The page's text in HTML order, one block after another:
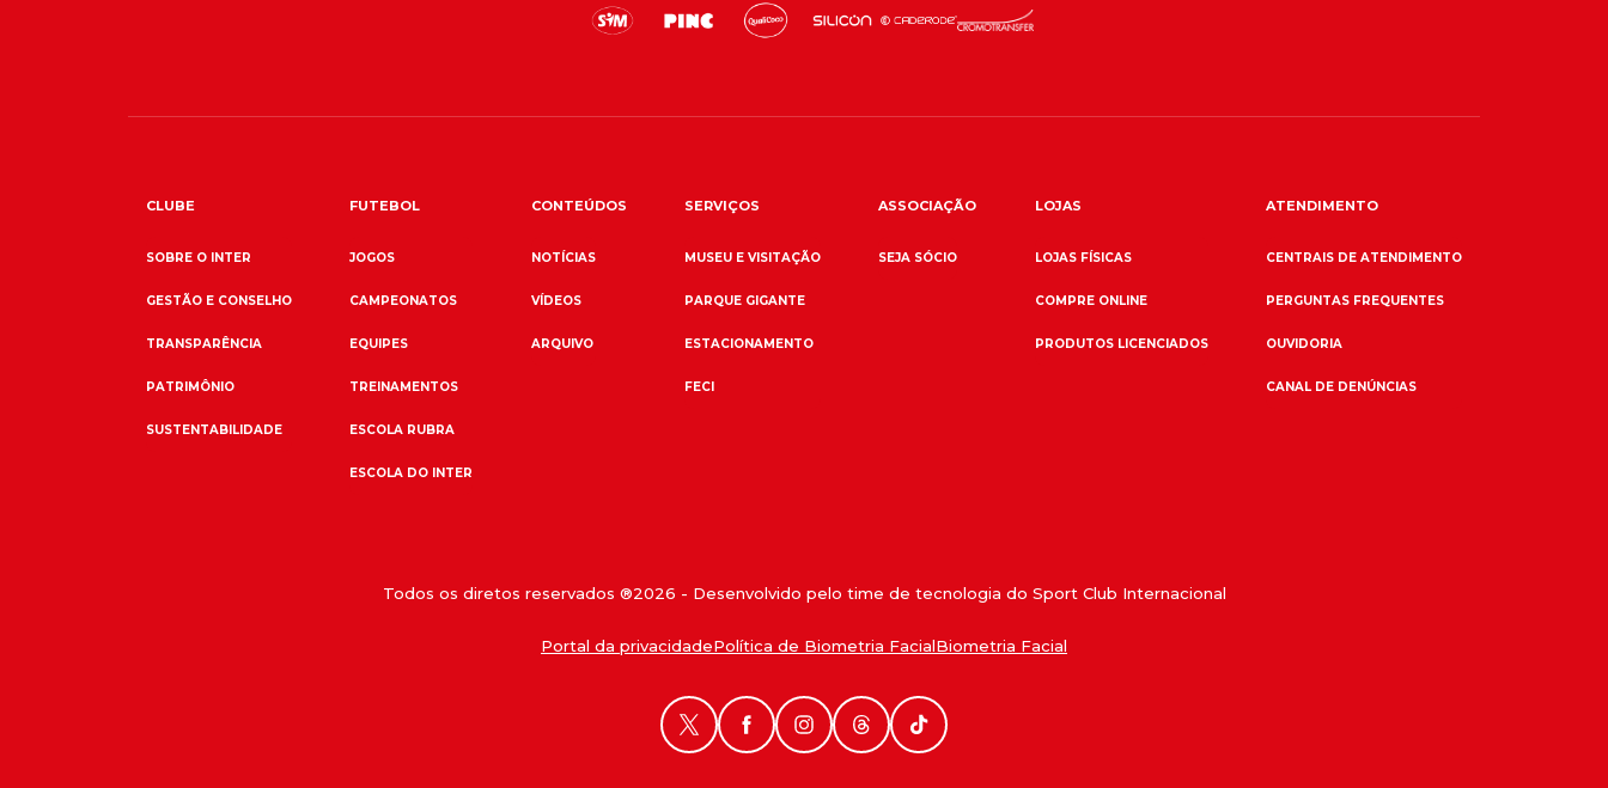
CLUBE
SOBRE O INTER
GESTÃO E CONSELHO
TRANSPARÊNCIA
PATRIMÔNIO
SUSTENTABILIDADE
FUTEBOL
JOGOS
CAMPEONATOS
EQUIPES
TREINAMENTOS
ESCOLA RUBRA
ESCOLA DO INTER
CONTEÚDOS
NOTÍCIAS
VÍDEOS
ARQUIVO
SERVIÇOS
MUSEU E VISITAÇÃO
PARQUE GIGANTE
ESTACIONAMENTO
FECI
ASSOCIAÇÃO
SEJA SÓCIO
LOJAS
LOJAS FÍSICAS
COMPRE ONLINE
PRODUTOS LICENCIADOS
ATENDIMENTO
CENTRAIS DE ATENDIMENTO
PERGUNTAS FREQUENTES
OUVIDORIA
CANAL DE DENÚNCIAS
Todos os diretos reservados ®2026 - Desenvolvido pelo time de tecnologia do Sport Club Internacional
Portal da privacidadePolítica de Biometria FacialBiometria Facial